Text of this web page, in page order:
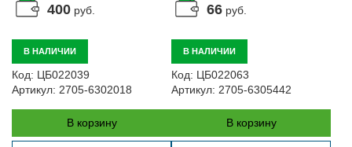
400 руб.
В НАЛИЧИИ
Код: ЦБ022039
Артикул: 2705-6302018
В корзину
66 руб.
В НАЛИЧИИ
Код: ЦБ022063
Артикул: 2705-6305442
В корзину